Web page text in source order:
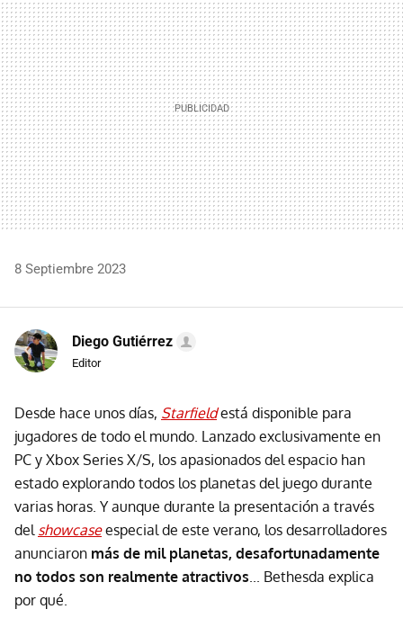
MAIL
8 Septiembre 2023
Diego Gutiérrez
Editor
Desde hace unos días, Starfield está disponible para
jugadores de todo el mundo. Lanzado exclusivamente en
PC y Xbox Series X/S, los apasionados del espacio han
estado explorando todos los planetas del juego durante
varias horas. Y aunque durante la presentación a través
del showcase especial de este verano, los desarrolladores
anunciaron más de mil planetas, desafortunadamente
no todos son realmente atractivos... Bethesda explica
por qué.